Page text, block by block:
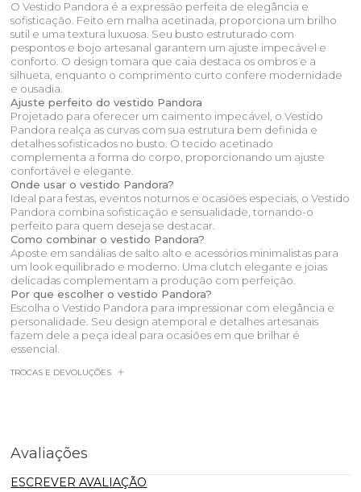
O Vestido Pandora é a expressão perfeita de elegância e
sofisticação. Feito em malha acetinada, proporciona um brilho
sutil e uma textura luxuosa. Seu busto estruturado com
pespontos e bojo artesanal garantem um ajuste impecável e
conforto. O design tomara que caia destaca os ombros e a
silhueta, enquanto o comprimento curto confere modernidade
e ousadia.
Ajuste perfeito do vestido Pandora
Projetado para oferecer um caimento impecável, o Vestido
Pandora realça as curvas com sua estrutura bem definida e
detalhes sofisticados no busto. O tecido acetinado
complementa a forma do corpo, proporcionando um ajuste
confortável e elegante.
Onde usar o vestido Pandora?
Ideal para festas, eventos noturnos e ocasiões especiais, o Vestido
Pandora combina sofisticação e sensualidade, tornando-o
perfeito para quem deseja se destacar.
Como combinar o vestido Pandora?
Aposte em sandálias de salto alto e acessórios minimalistas para
um look equilibrado e moderno. Uma clutch elegante e joias
delicadas complementam a produção com perfeição.
Por que escolher o vestido Pandora?
Escolha o Vestido Pandora para impressionar com elegância e
personalidade. Seu design atemporal e detalhes artesanais
fazem dele a peça ideal para ocasiões em que brilhar é
essencial.
TROCAS E DEVOLUÇÕES
Avaliações
ESCREVER AVALIAÇÃO